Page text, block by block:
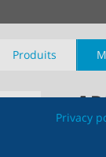
Produits
Privacy